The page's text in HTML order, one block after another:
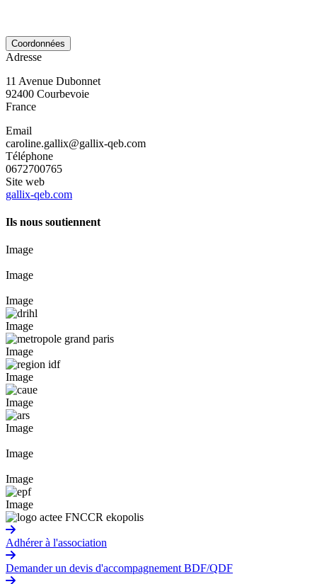
Coordonnées
Adresse
11 Avenue Dubonnet
92400 Courbevoie
France
Email
caroline.gallix@gallix-qeb.com
Téléphone
0672700765
Site web
gallix-qeb.com
Ils nous soutiennent
Image
Image
Image
Image
Image
Image
Image
Image
Image
Image
Image
Adhérer à l'association
Demander un devis d'accompagnement BDF/QDF